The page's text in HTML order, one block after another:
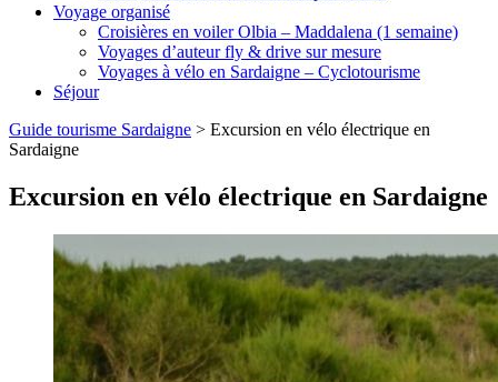
Voyage organisé
Croisières en voiler Olbia – Maddalena (1 semaine)
Voyages d’auteur fly & drive sur mesure
Voyages à vélo en Sardaigne – Cyclotourisme
Séjour
Guide tourisme Sardaigne > Excursion en vélo électrique en
Sardaigne
Excursion en vélo électrique en Sardaigne